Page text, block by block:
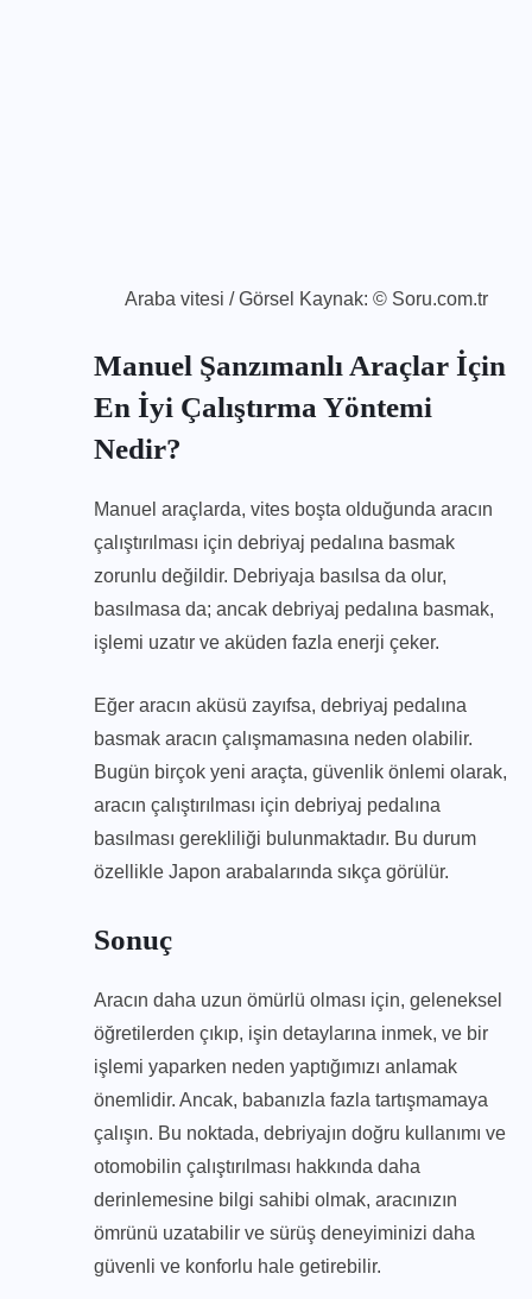
Araba vitesi / Görsel Kaynak: © Soru.com.tr
Manuel Şanzımanlı Araçlar İçin
En İyi Çalıştırma Yöntemi
Nedir?
Manuel araçlarda, vites boşta olduğunda aracın
çalıştırılması için debriyaj pedalına basmak
zorunlu değildir. Debriyaja basılsa da olur,
basılmasa da; ancak debriyaj pedalına basmak,
işlemi uzatır ve aküden fazla enerji çeker.
Eğer aracın aküsü zayıfsa, debriyaj pedalına
basmak aracın çalışmamasına neden olabilir.
Bugün birçok yeni araçta, güvenlik önlemi olarak,
aracın çalıştırılması için debriyaj pedalına
basılması gerekliliği bulunmaktadır. Bu durum
özellikle Japon arabalarında sıkça görülür.
Sonuç
Aracın daha uzun ömürlü olması için, geleneksel
öğretilerden çıkıp, işin detaylarına inmek, ve bir
işlemi yaparken neden yaptığımızı anlamak
önemlidir. Ancak, babanızla fazla tartışmamaya
çalışın. Bu noktada, debriyajın doğru kullanımı ve
otomobilin çalıştırılması hakkında daha
derinlemesine bilgi sahibi olmak, aracınızın
ömrünü uzatabilir ve sürüş deneyiminizi daha
güvenli ve konforlu hale getirebilir.